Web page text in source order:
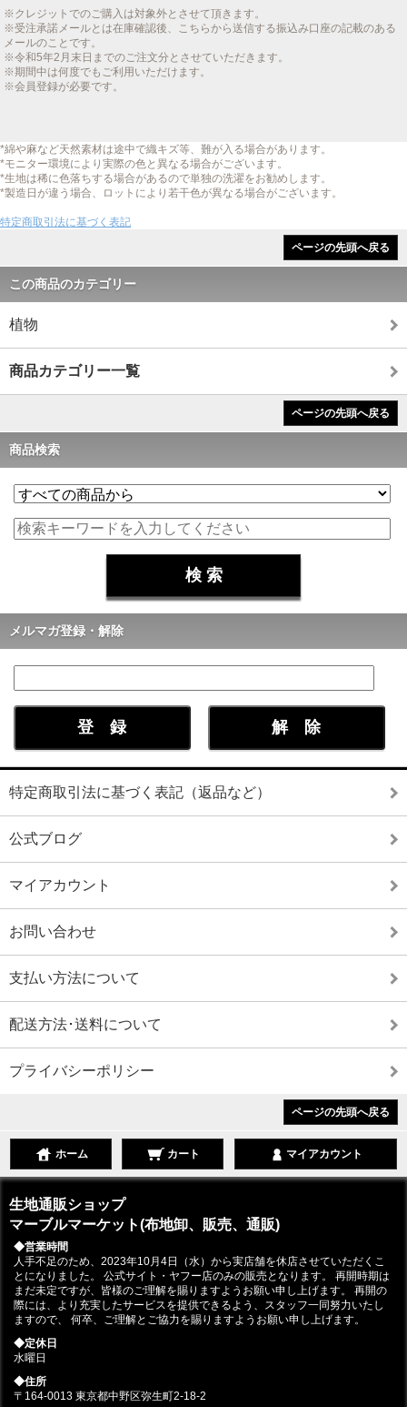
※クレジットでのご購入は対象外とさせて頂きます。
※受注承諾メールとは在庫確認後、こちらから送信する振込み口座の記載のある
メールのことです。
※令和5年2月末日までのご注文分とさせていただきます。
※期間中は何度でもご利用いただけます。
※会員登録が必要です。
*綿や麻など天然素材は途中で織キズ等、難が入る場合があります。
*モニター環境により実際の色と異なる場合がございます。
*生地は稀に色落ちする場合があるので単独の洗濯をお勧めします。
*製造日が違う場合、ロットにより若干色が異なる場合がございます。
特定商取引法に基づく表記
ページの先頭へ戻る
この商品のカテゴリー
植物
商品カテゴリー一覧
ページの先頭へ戻る
商品検索
メルマガ登録・解除
特定商取引法に基づく表記（返品など）
公式ブログ
マイアカウント
お問い合わせ
支払い方法について
配送方法･送料について
プライバシーポリシー
ページの先頭へ戻る
ホーム カート マイアカウント
生地通販ショップ
マーブルマーケット(布地卸、販売、通販)
◆営業時間
人手不足のため、2023年10月4日（水）から実店舗を休店させていただくこ
とになりました。 公式サイト・ヤフー店のみの販売となります。 再開時期は
まだ未定ですが、皆様のご理解を賜りますようお願い申し上げます。 再開の
際には、より充実したサービスを提供できるよう、スタッフ一同努力いたし
ますので、 何卒、ご理解とご協力を賜りますようお願い申し上げます。
◆定休日
水曜日
◆住所
〒164-0013 東京都中野区弥生町2-18-2